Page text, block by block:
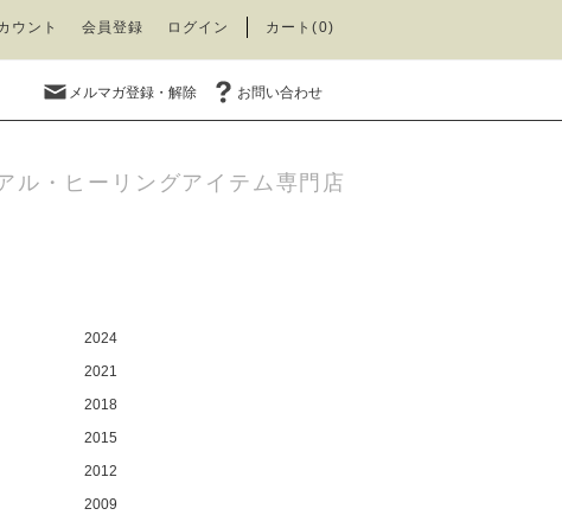
ウント 会員登録 ログイン カート(0)
メルマガ登録・解除 お問い合わせ
ル・ヒーリングアイテム専門店
2024
2021
2018
2015
2012
2009